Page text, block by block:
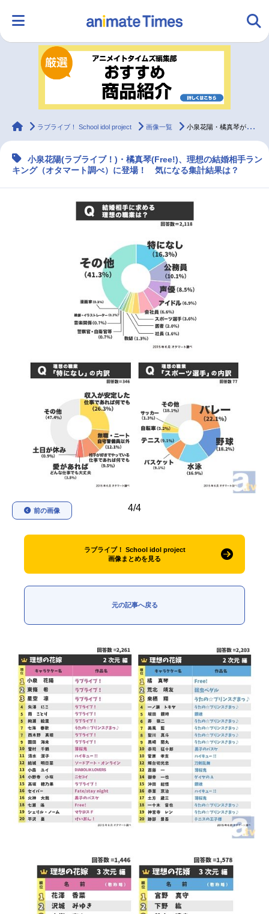
ランキング アニメ
ラジオ
マンガ・ラノベ ゲーム・アプリ 音楽 コスプレ
配信・Vtuber
声優記事一覧
実写化映画一覧
今期アニメ曜日別一覧
秋アニメ 冬アニメ
男性声優/女性声優一覧
FOLLOW US
animateTimes
ラブライブ！ School idol project 画像一覧 小泉花陽・橘真琴が理想の結婚相手ランキング（オタマート調べ）に
小泉花陽(ラブライブ！)・橘真琴(Free!)、理想の結婚相手ラン
キング（オタマート調べ）に登場！ 気になる集計結果は？
4/4
前の画像
ラブライブ！ School idol project
画像まとめを見る
元の記事へ戻る